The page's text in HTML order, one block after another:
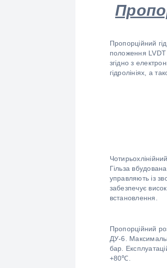
Пропорційний
положення LVDT
згідно з
гідролініях, а
Гільза
управляють із
забезпечує
встановлення.
Пропорційний
ДУ-6.
бар.
+80℃.